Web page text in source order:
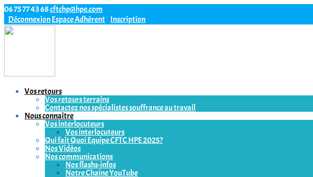
06 75 77 43 68cftchp@hpe.com
DéconnexionEspace Adhérent Inscription
Vos retours
Vos retours terrains
Contactez nos spécialistes souffrance au travail
Nous connaître
Vos interlocuteurs
Vos interlocuteurs
Qui fait Quoi Equipe CFTC HPE 2025?
Nos Vidéos
Nos communications
Nos flashs-infos
Notre Chaine YouTube